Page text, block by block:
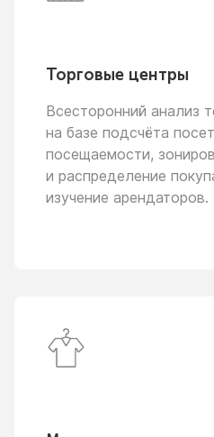
Торговые центры
Всесторонний анализ
на базе подсчёта
посещаемости,
и распределение
изучение арендаторов.